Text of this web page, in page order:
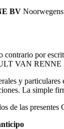
BV
contrario por
VAN RENNE
y
La simple
de las